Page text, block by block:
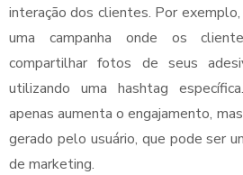
interação dos clientes. Por
uma campanha onde os
compartilhar fotos de seus
utilizando uma hashtag
apenas aumenta o engajamento,
gerado pelo usuário, que pode ser
de marketing.